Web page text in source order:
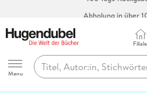
Hugendubel
Menu
Filiale